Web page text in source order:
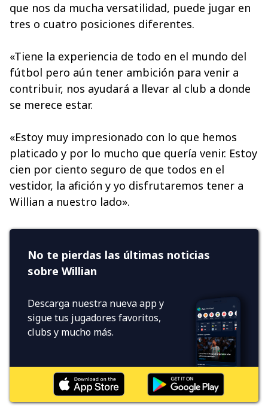
que nos da mucha versatilidad, puede jugar en
tres o cuatro posiciones diferentes.
«Tiene la experiencia de todo en el mundo del
fútbol pero aún tener ambición para venir a
contribuir, nos ayudará a llevar al club a donde
se merece estar.
«Estoy muy impresionado con lo que hemos
platicado y por lo mucho que quería venir. Estoy
cien por ciento seguro de que todos en el
vestidor, la afición y yo disfrutaremos tener a
Willian a nuestro lado».
No te pierdas las últimas noticias
sobre Willian
Descarga nuestra nueva app y
sigue tus jugadores favoritos,
clubs y mucho más.